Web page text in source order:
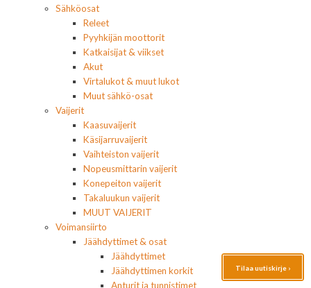
Sähköosat
Releet
Pyyhkijän moottorit
Katkaisijat & viikset
Akut
Virtalukot & muut lukot
Muut sähkö-osat
Vaijerit
Kaasuvaijerit
Käsijarruvaijerit
Vaihteiston vaijerit
Nopeusmittarin vaijerit
Konepeiton vaijerit
Takaluukun vaijerit
MUUT VAIJERIT
Voimansiirto
Jäähdyttimet & osat
Jäähdyttimet
Jäähdyttimen korkit
Anturit ja tunnistimet
Tilaa uutiskirje ›